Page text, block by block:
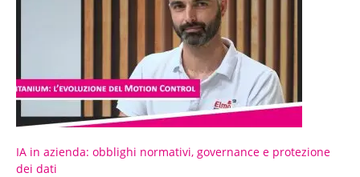
IA in azienda: obblighi normativi, governance e protezione
dei dati